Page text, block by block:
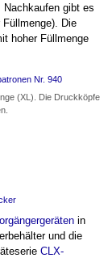
gibt es
Die
hoher Füllmenge
(XL). Die Druckköpfe
in
und die
CLX-